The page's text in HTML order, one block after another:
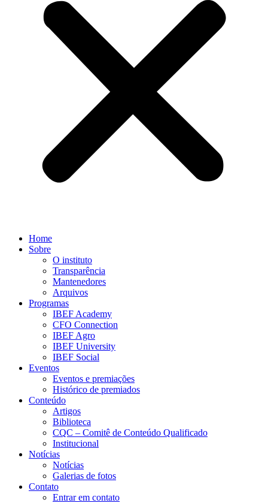
Home
Sobre
O instituto
Transparência
Mantenedores
Arquivos
Programas
IBEF Academy
CFO Connection
IBEF Agro
IBEF University
IBEF Social
Eventos
Eventos e premiações
Histórico de premiados
Conteúdo
Artigos
Biblioteca
CQC – Comitê de Conteúdo Qualificado
Institucional
Notícias
Notícias
Galerias de fotos
Contato
Entrar em contato